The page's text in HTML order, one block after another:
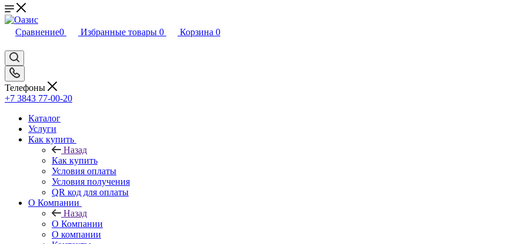
Сравнение0 Избранные товары 0 Корзина 0
Телефоны
+7 3843 77-00-20
Каталог
Услуги
Как купить
Назад
Как купить
Условия оплаты
Условия получения
QR код для оплаты
О Компании
Назад
О Компании
О компании